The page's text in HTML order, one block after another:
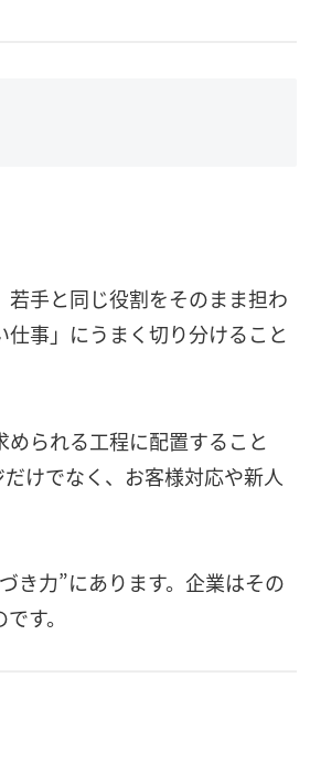
手と同じ役割をそのまま担わ
事」にうまく切り分けること
られる工程に配置すること
けでなく、お客様対応や新人
き力”にあります。企業はその
す。